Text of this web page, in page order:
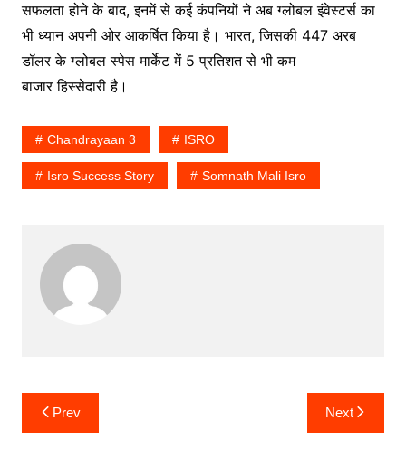
सफलता होने के बाद, इनमें से कई कंपनियों ने अब ग्लोबल इंवेस्टर्स का
भी ध्यान अपनी ओर आकर्षित किया है। भारत, जिसकी 447 अरब
डॉलर के ग्लोबल स्पेस मार्केट में 5 प्रतिशत से भी कम
बाजार हिस्सेदारी है।
Chandrayaan 3 ISRO
Isro Success Story Somnath Mali Isro
Post
navigation
Prev Next